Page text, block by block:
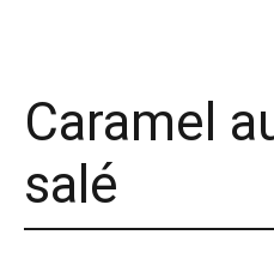
Caramel
salé